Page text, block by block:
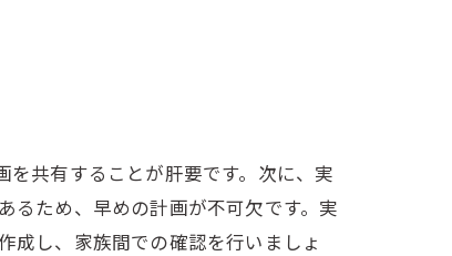
共有することが肝要です。次に、実
るため、早めの計画が不可欠です。実
成し、家族間での確認を行いましょ